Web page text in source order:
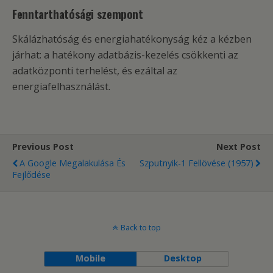
Fenntarthatósági szempont
Skálázhatóság és energiahatékonyság kéz a kézben
járhat: a hatékony adatbázis-kezelés csökkenti az
adatközponti terhelést, és ezáltal az
energiafelhasználást.
Previous Post
A Google Megalakulása És
Fejlődése
Next Post
Szputnyik-1 Fellövése (1957)
Back to top
Mobile Desktop